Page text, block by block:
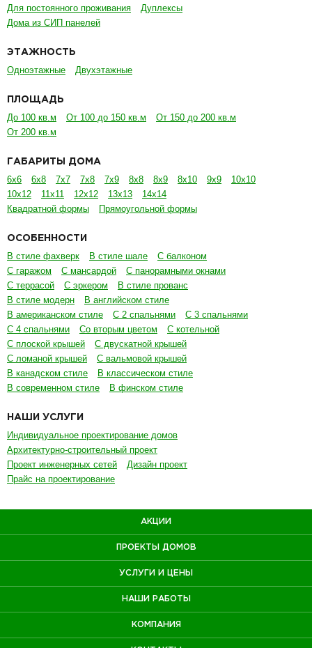
Для постоянного проживания
Дуплексы
Дома из СИП панелей
ЭТАЖНОСТЬ
Одноэтажные Двухэтажные
ПЛОЩАДЬ
До 100 кв.м От 100 до 150 кв.м
От 150 до 200 кв.м
От 200 кв.м
ГАБАРИТЫ ДОМА
6х6 6х8 7х7 7х8 7х9 8х8 8х9 8х10 9х9
10х10
10х12
11х11 12х12 13х13
14х14
Квадратной формы
Прямоугольной формы
ОСОБЕННОСТИ
В стиле фахверк В стиле шале
С балконом
С гаражом
С мансардой
С панорамными окнами
С террасой
С эркером
В стиле прованс
В стиле модерн
В английском стиле
В американском стиле
С 2 спальнями
С 3 спальнями
С 4 спальнями
Со вторым цветом
С котельной
С плоской крышей
С двускатной крышей
С ломаной крышей
С вальмовой крышей
В канадском стиле
В классическом стиле
В современном стиле
В финском стиле
НАШИ УСЛУГИ
Индивидуальное проектирование домов
Архитектурно-строительный проект
Проект инженерных сетей
Дизайн проект
Прайс на проектирование
АКЦИИ
ПРОЕКТЫ ДОМОВ
УСЛУГИ И ЦЕНЫ
НАШИ РАБОТЫ
КОМПАНИЯ